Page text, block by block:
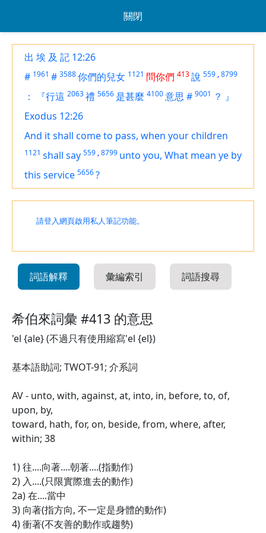
關閉
出 埃 及 記 12:26
# 1961 # 3588你們的兒女 1121 問你們 413說 559 ,8799
： 『行這 2063禮 5656 是甚麼 4100意思 # 9001 ？ 』
Exodus 12:26
And it shall come to pass, when your children
1121 shall say 559 ,8799 unto you, What mean ye by
this service 5656?
請登入網頁啟用私人筆記功能。
詞語解釋 彙編索引 詞語搜尋
希伯來詞彙 #413 的意思
'el {ale} (不過只有使用縮寫'el {el})
基本語助詞; TWOT-91; 介系詞
AV - unto, with, against, at, into, in, before, to, of,
upon, by,
toward, hath, for, on, beside, from, where, after,
within; 38
1) 往....向著....朝著....(指動作)
2) 入....(只限實際進去的動作)
2a) 在....當中
3) 向著(指方向, 不一定是身體的動作)
4) 衝著(不友善的動作或趨勢)